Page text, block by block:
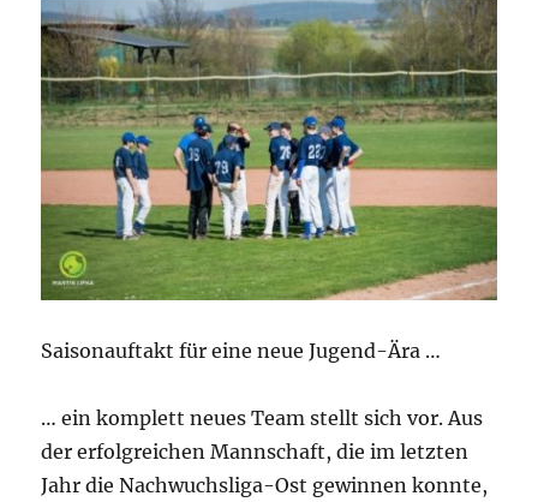
Saisonauftakt für eine neue Jugend-Ära …
… ein komplett neues Team stellt sich vor. Aus
der erfolgreichen Mannschaft, die im letzten
Jahr die Nachwuchsliga-Ost gewinnen konnte,